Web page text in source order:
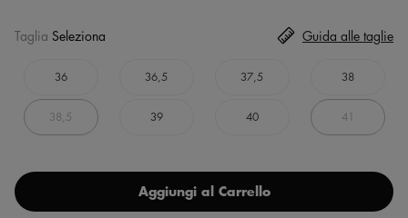
Taglia Seleziona
36 36,5 37,5 38
38,5 39 40 41
Guida alle taglie
Aggiungi al Carrello